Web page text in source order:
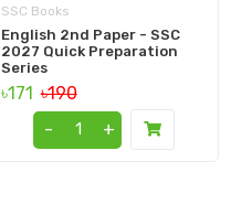
SSC Books
English 2nd Paper - SSC
2027 Quick Preparation
Series
৳171 ৳190
-
+